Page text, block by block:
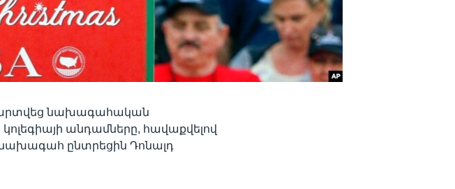
նախագահական
կոլեգիայի անդամները, հավաքվելով
ընտրեցին Դոնալդ